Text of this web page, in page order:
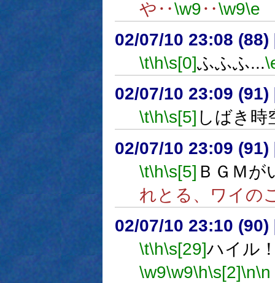
や‥\w9‥\w9\e
02/07/10 23:08 (88)
\t\h\s[0]ふふふ...
02/07/10 23:09 (91)
\t\h\s[5] しばき時
02/07/10 23:09 (91)
\t\h\s[5] ＢＧＭが
れとる、ワイの
02/07/10 23:10 (90)
\t\h\s[29]ハイル
\w9\w9\h\s[2]\n\n